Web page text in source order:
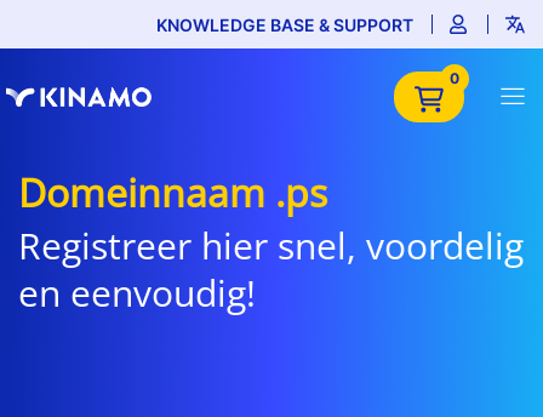
KNOWLEDGE BASE & SUPPORT
0
Domeinnaam .ps
Registreer hier snel, voordelig
en eenvoudig!